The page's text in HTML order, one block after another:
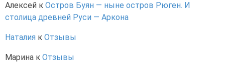
Алексей к Остров Буян — ныне остров Рюген. И
столица древней Руси — Аркона
Наталия к Отзывы
Марина к Отзывы